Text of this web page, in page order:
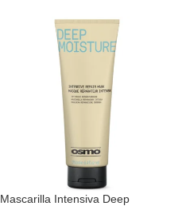
Mascarilla Intensiva Deep